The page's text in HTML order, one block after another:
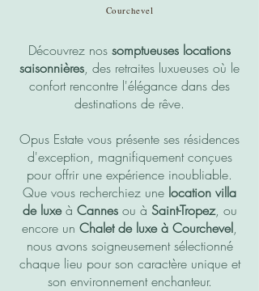
Courchevel
Découvrez nos somptueuses locations
saisonnières, des retraites luxueuses où le
confort rencontre l'élégance dans des
destinations de rêve.
Opus Estate vous présente ses résidences
d'exception, magnifiquement conçues
pour offrir une expérience inoubliable.
Que vous recherchiez une location villa
de luxeà Cannesou à Saint-Tropez, ou
encore un Chalet de luxe à Courchevel,
nous avons soigneusement sélectionné
chaque lieu pour son caractère unique et
son environnement enchanteur.